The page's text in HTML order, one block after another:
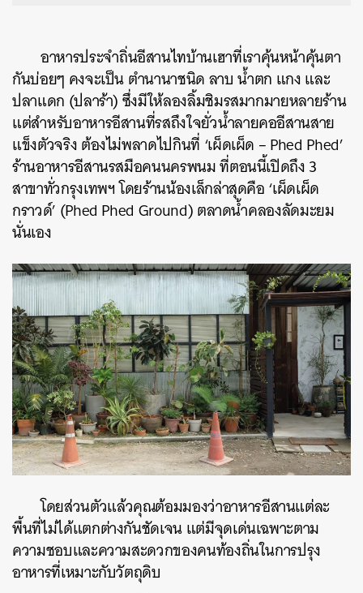
อาหารประจำถิ่นอีสานไทบ้านเฮาที่เราคุ้นหน้าคุ้นตา
กันบ่อยๆ คงจะเป็น ตำนานาชนิด ลาบ น้ำตก แกง และ
ปลาแดก (ปลาร้า) ซึ่งมีให้ลองลิ้มชิมรสมากมายหลายร้าน
แต่สำหรับอาหารอีสานที่รสถึงใจยั่วน้ำลายคออีสานสาย
แข็งตัวจริง ต้องไม่พลาดไปกินที่ ‘เผ็ดเผ็ด – Phed Phed’
ร้านอาหารอีสานรสมือคนนครพนม ที่ตอนนี้เปิดถึง 3
สาขาทั่วกรุงเทพฯ โดยร้านน้องเล็กล่าสุดคือ ‘เผ็ดเผ็ด
กราวด์’ (Phed Phed Ground) ตลาดน้ำคลองลัดมะยม
นั่นเอง
โดยส่วนตัวแล้วคุณต้อมมองว่าอาหารอีสานแต่ละ
พื้นที่ไม่ได้แตกต่างกันชัดเจน แต่มีจุดเด่นเฉพาะตาม
ความชอบและความสะดวกของคนท้องถิ่นในการปรุง
อาหารที่เหมาะกับวัตถุดิบ